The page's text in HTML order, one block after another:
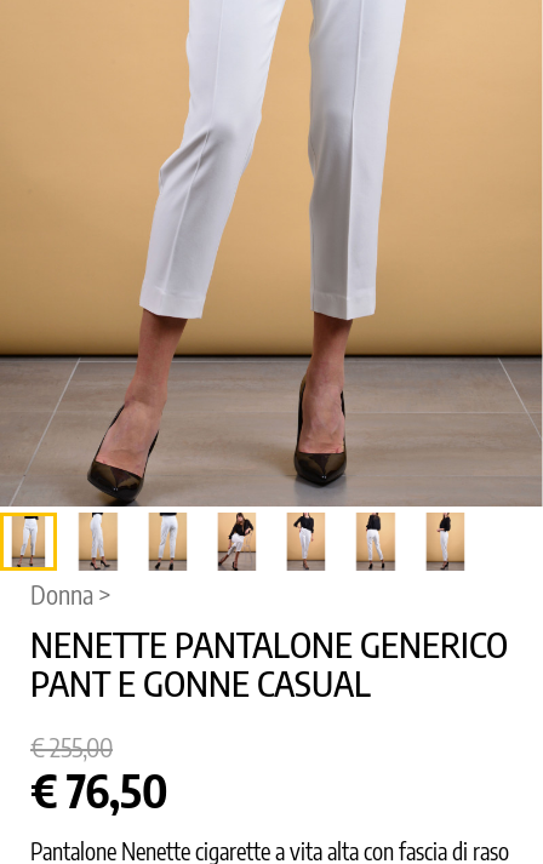
Donna >
NENETTE PANTALONE GENERICO
PANT E GONNE CASUAL
€ 255,00
€ 76,50
Pantalone Nenette cigarette a vita alta con fascia di raso